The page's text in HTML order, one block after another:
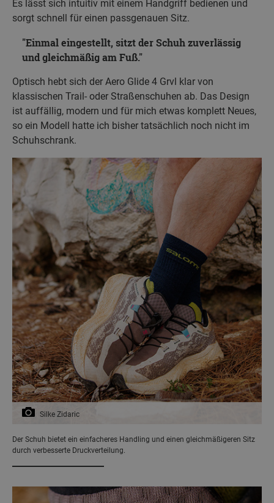
Es lässt sich intuitiv mit einem Handgriff bedienen und
sorgt schnell für einen passgenauen Sitz.
Einmal eingestellt, sitzt der Schuh zuverlässig
und gleichmäßig am Fuß.
Optisch hebt sich der Aero Glide 4 Grvl klar von
klassischen Trail- oder Straßenschuhen ab. Das Design
ist auffällig, modern und für mich etwas komplett Neues,
so ein Modell hatte ich bisher tatsächlich noch nicht im
Schuhschrank.
Silke Zidaric
Der Schuh bietet ein einfacheres Handling und einen gleichmäßigeren Sitz
durch verbesserte Druckverteilung.